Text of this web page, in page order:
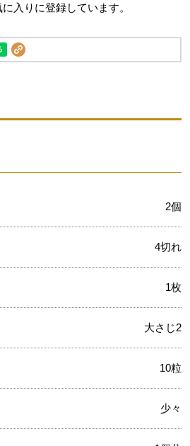
入りに登録しています。
2個
4切れ
1枚
大さじ2
10粒
少々